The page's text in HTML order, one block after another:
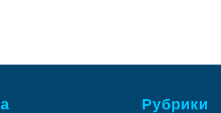
Рубрики